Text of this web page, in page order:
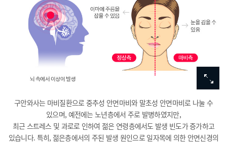
구안와사는 마비질환으로 중추성 안면마비와 말초성 안면마비로 나눌 수
있으며, 예전에는 노년층에서 주로 발병하였지만,
최근 스트레스 및 과로로 인하여 젊은 연령층에서도 발생 빈도가 증가하고
있습니다. 특히, 젊은층에서의 주된 발생 원인으로 일자목에 의한 안면신경의